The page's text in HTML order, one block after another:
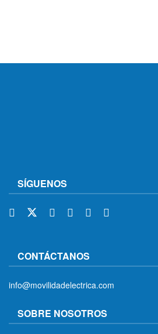
SÍGUENOS
CONTÁCTANOS
info@movilidadelectrica.com
SOBRE NOSOTROS